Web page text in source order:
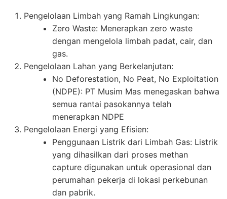
Pengelolaan Limbah yang Ramah Lingkungan:
Zero Waste: Menerapkan zero waste
dengan mengelola limbah padat, cair, dan
gas.
Pengelolaan Lahan yang Berkelanjutan:
No Deforestation, No Peat, No Exploitation
(NDPE): PT Musim Mas menegaskan bahwa
semua rantai pasokannya telah
menerapkan NDPE
Pengelolaan Energi yang Efisien:
Penggunaan Listrik dari Limbah Gas: Listrik
yang dihasilkan dari proses methan
capture digunakan untuk operasional dan
perumahan pekerja di lokasi perkebunan
dan pabrik.